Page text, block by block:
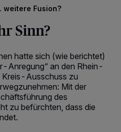
weitere Fusion?
Sinn?
hatte sich (wie berichtet)
Anregung“ an den Rhein-
Kreis-Ausschuss zu
Mit der
des
zu befürchten, dass die
und greifen auf personenbezogene Daten
auf Ihrem Gerät zu. Durch Auswahl